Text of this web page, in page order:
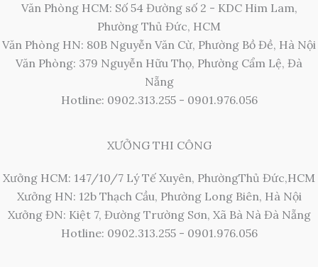
Văn Phòng HCM: Số 54 Đường số 2 - KDC Him Lam,
Phường Thủ Đức, HCM
Văn Phòng HN: 80B Nguyễn Văn Cừ, Phường Bồ Đề, Hà Nội
Văn Phòng: 379 Nguyễn Hữu Thọ, Phường Cẩm Lệ, Đà
Nẵng
Hotline: 0902.313.255 - 0901.976.056
XƯỞNG THI CÔNG
Xưởng HCM: 147/10/7 Lý Tế Xuyên, PhườngThủ Đức,HCM
Xưởng HN: 12b Thạch Cầu, Phường Long Biên, Hà Nội
Xưởng ĐN: Kiệt 7, Đường Trường Sơn, Xã Bà Nà Đà Nẵng
Hotline: 0902.313.255 - 0901.976.056